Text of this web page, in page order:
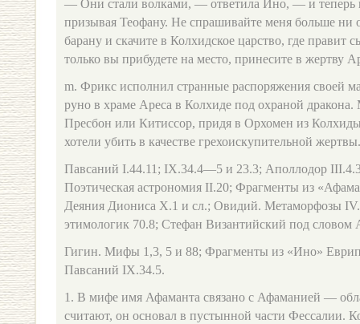
— Они стали волками, — ответила Ино, — и теперь
призывая Теофану. Не спрашивайте меня больше ни
барану и скачите в Колхидское царство, где правит
только вы прибудете на место, принесите в жертву
m. Фрикс исполнил странные распоряжения своей
руно в храме Ареса в Колхиде под охраной дракона.
Пресбон или Китиссор, придя в Орхомен из
хотели убить в качестве грехоискупительной жертвы.
Павсаний I.44.11; IX.34.4—5 и 23.3; Аполлодор
Поэтическая астрономия II.20; Фрагменты из
Деяния Диониса Х.1 и сл.; Овидий. Метаморфозы
этимологик 70.8; Стефан Византийский под словом
Гигин. Мифы 1,3, 5 и 88; Фрагменты из «Ино»
Павсаний IX.34.5.
1. В мифе имя Афаманта связано с Афаманией —
считают, он основал в пустынной части Фессалии.